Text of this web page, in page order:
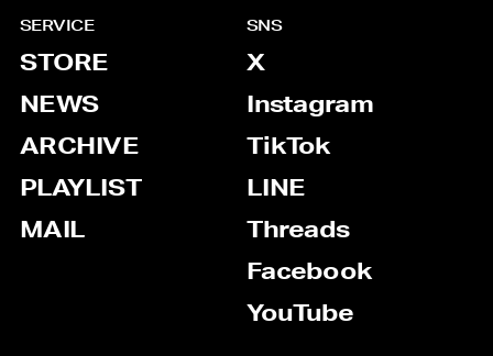
SERVICE
STORE
NEWS
ARCHIVE
PLAYLIST
MAIL
SNS
X
Instagram
TikTok
LINE
Threads
Facebook
YouTube